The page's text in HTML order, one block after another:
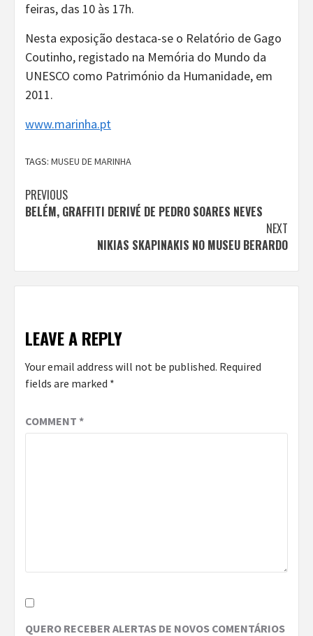
feiras, das 10 às 17h.
Nesta exposição destaca-se o Relatório de Gago
Coutinho, registado na Memória do Mundo da
UNESCO como Património da Humanidade, em
2011.
www.marinha.pt
TAGS: MUSEU DE MARINHA
Continue
Reading
PREVIOUS
BELÉM, GRAFFITI DERIVÉ DE PEDRO SOARES NEVES
NEXT
NIKIAS SKAPINAKIS NO MUSEU BERARDO
LEAVE A REPLY
Your email address will not be published. Required
fields are marked *
COMMENT *
QUERO RECEBER ALERTAS DE NOVOS COMENTÁRIOS